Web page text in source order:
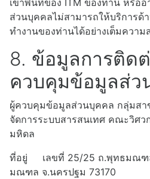
ส่วนบุคคลไม่สามารถให้บริการด้
ทำงานของท่านได้อย่างเต็มความ
8. ข้อมูลการติด
ควบคุมข้อมูลส่ว
ผู้ควบคุมข้อมูลส่วนบุคคล กลุ่มสา
จัดการระบบสารสนเทศ คณะวิศ
มหิดล
ที่อยู่ เลขที่ 25/25 ถ.พุทธมณฑล
มณฑล จ.นครปฐม 73170